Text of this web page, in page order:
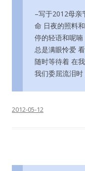
–写于2012母亲
命 日夜的照料
停的轻语和呢
总是满眼怜爱
随时等待着 在
我们委屈流泪
2012-05-12